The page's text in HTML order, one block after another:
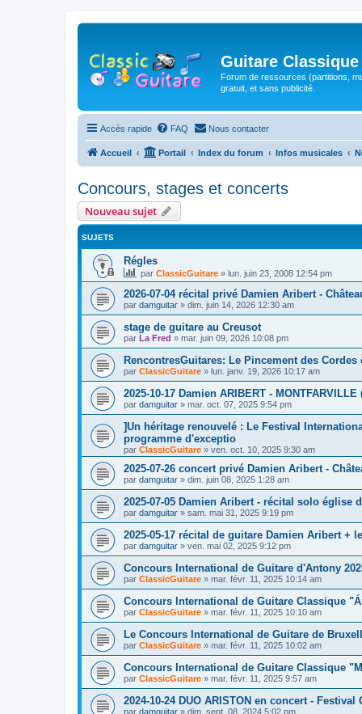
Guitare Classique
Forum de ressources (partitions,
gratuit, et sans publicité.
Accès rapide FAQ Nous contacter
Accueil Portail Index du forum Infos musicales
Concours, stages et concerts
Nouveau sujet
SUJETS
Régles
par ClassicGuitare » lun. juin 23, 2008 12:54 pm
2026-07-04 récital privé Damien Aribert -
par damguitar » dim. juin 14, 2026 12:30 am
stage de guitare au Creusot
par La Fred » mar. juin 09, 2026 10:08 pm
RencontresGuitares: Le Pincement des
par ClassicGuitare » lun. janv. 19, 2026 10:17 am
2025-10-17 Damien ARIBERT -
par damguitar » mar. oct. 07, 2025 9:54 pm
]Un héritage renouvelé : Le Festival
programme d'exceptio
par ClassicGuitare » ven. oct. 10, 2025 9:30 am
2025-07-26 concert privé Damien Aribert -
par damguitar » dim. juin 08, 2025 1:28 am
2025-07-05 Damien Aribert - récital solo église
par damguitar » sam. mai 31, 2025 9:19 pm
2025-05-17 récital de guitare Damien Aribert +
par damguitar » ven. mai 02, 2025 9:12 pm
Concours International de Guitare d'Antony
par ClassicGuitare » mar. févr. 11, 2025 10:14 am
Concours International de Guitare Classique
par ClassicGuitare » mar. févr. 11, 2025 10:10 am
Le Concours International de Guitare de
par ClassicGuitare » mar. févr. 11, 2025 10:02 am
Concours International de Guitare Classique
par ClassicGuitare » mar. févr. 11, 2025 9:57 am
2024-10-24 DUO ARISTON en concert -
par damguitar » dim. sept. 08, 2024 5:02 pm